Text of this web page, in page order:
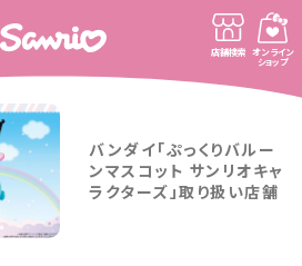
店舗検索 オンライン
ショップ
バンダイ「ぷっくりバルー
ンマスコット サンリオキャ
ラクターズ」取り扱い店舗